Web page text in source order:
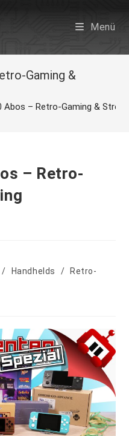
Menü
Gaming &
Abos – Retro-Gaming &
– Retro-
/ Handhelds /
Retro-